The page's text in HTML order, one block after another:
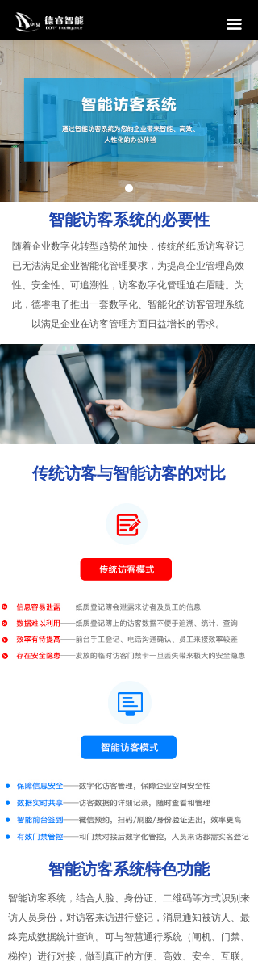
끀
首页
信息发布系统
会议预约系统
访客管理系统
互动滑轨屏
中控系统
案例
公司介绍
智能访客系统的必要性
随着企业数字化转型趋势的加快，传统的纸质访客登记
已无法满足企业智能化管理要求，为提高企业管理高效
性、安全性、可追溯性，访客数字化管理迫在眉睫。为
此，德睿电子推出一套数字化、智能化的访客管理系统
以满足企业在访客管理方面日益增长的需求。
传统访客与智能访客的对比
智能访客系统特色功能
智能访客系统，结合人脸、身份证、二维码等方式识别来
访人员身份，对访客来访进行登记，消息通知被访人、最
终完成数据统计查询。可与智慧通行系统（闸机、门禁、
梯控）进行对接，做到真正的方便、高效、安全、互联。